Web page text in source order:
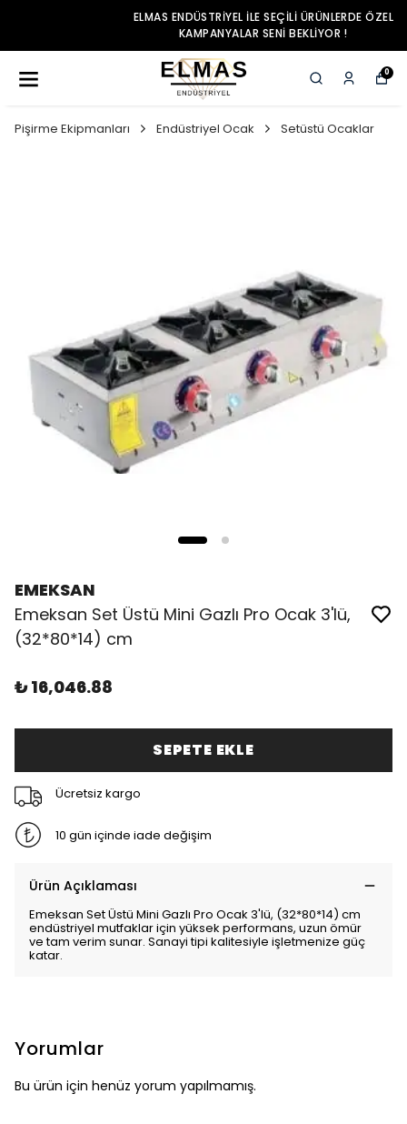
ELMAS ENDÜSTRIYEL ILE SEÇILI ÜRÜNLERDE ÖZEL
KAMPANYALAR SENI BEKLIYOR !
0
Pişirme Ekipmanları Endüstriyel Ocak Setüstü Ocaklar
EMEKSAN
Emeksan Set Üstü Mini Gazlı Pro Ocak 3'lü,
(32*80*14) cm
₺ 16,046.88
SEPETE EKLE
Ücretsiz kargo
10 gün içinde iade değişim
Ürün Açıklaması
Emeksan Set Üstü Mini Gazlı Pro Ocak 3'lü, (32*80*14) cm
endüstriyel mutfaklar için yüksek performans, uzun ömür
ve tam verim sunar. Sanayi tipi kalitesiyle işletmenize güç
katar.
Yorumlar
Bu ürün için henüz yorum yapılmamış.